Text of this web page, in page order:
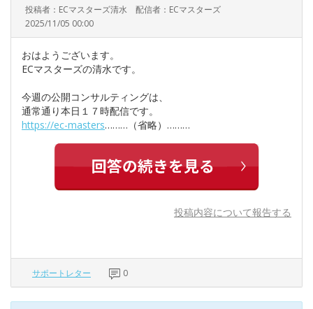
投稿者：ECマスターズ清水 配信者：ECマスターズ
2025/11/05 00:00
おはようございます。
ECマスターズの清水です。
今週の公開コンサルティングは、
通常通り本日１７時配信です。
https://ec-masters………（省略）………
投稿内容について報告する
サポートレター 0